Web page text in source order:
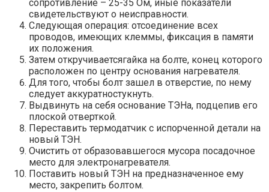
сопротивление – 25-35 Ом, иные показатели
свидетельствуют о неисправности.
Следующая операция: отсоединение всех
проводов, имеющих клеммы, фиксация в памяти
их положения.
Затем откручиваетсягайка на болте, конец которого
расположен по центру основания нагревателя.
Для того, чтобы болт зашел в отверстие, по нему
следует аккуратностукнуть.
Выдвинуть на себя основание ТЭНа, подцепив его
плоской отверткой.
Переставить термодатчик с испорченной детали на
новый ТЭН.
Очистить от образовавшегося мусора посадочное
место для электронагревателя.
Поставить новый ТЭН на предназначенное ему
место, закрепить болтом.